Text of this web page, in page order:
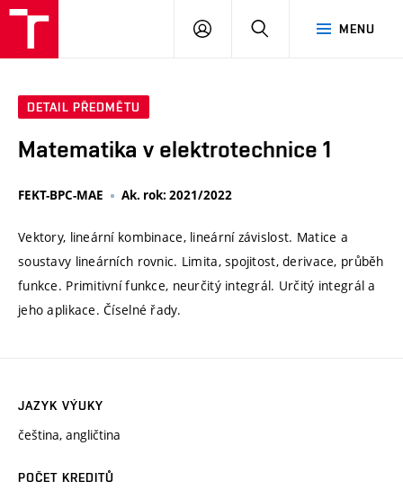
MENU
PŘIHLÁSIT
DETAIL PŘEDMĚTU
Matematika v elektrotechnice 1
FEKT-BPC-MAE Ak. rok: 2021/2022
Vektory, lineární kombinace, lineární závislost. Matice a
soustavy lineárních rovnic. Limita, spojitost, derivace, průběh
funkce. Primitivní funkce, neurčitý integrál. Určitý integrál a
jeho aplikace. Číselné řady.
JAZYK VÝUKY
čeština, angličtina
POČET KREDITŮ